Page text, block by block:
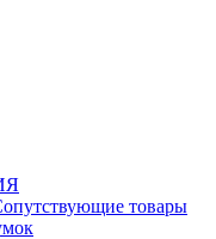
товары